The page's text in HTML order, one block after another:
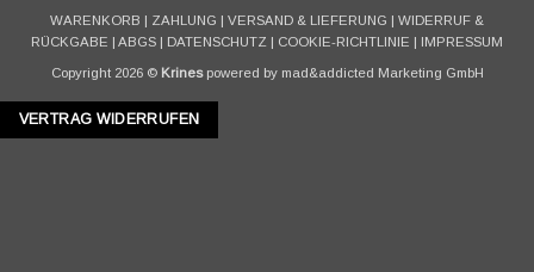
WARENKORB ZAHLUNG VERSAND & LIEFERUNG
WIDERRUF &
RÜCKGABE
ABGS DATENSCHUTZ COOKIE-RICHTLINIE IMPRESSUM
Copyright 2026 © Krinespowered by mad&addicted Marketing GmbH
VERTRAG WIDERRUFEN